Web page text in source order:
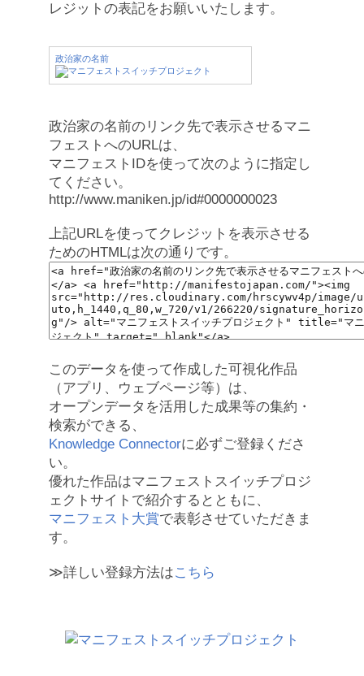
レジットの表記をお願いいたします。
政治家の名前
政治家の名前のリンク先で表示させるマニ
フェストへのURLは、
マニフェストIDを使って次のように指定し
てください。
http://www.maniken.jp/id#0000000023
上記URLを使ってクレジットを表示させる
ためのHTMLは次の通りです。
このデータを使って作成した可視化作品
（アプリ、ウェブページ等）は、
オープンデータを活用した成果等の集約・
検索ができる、
Knowledge Connectorに必ずご登録くださ
い。
優れた作品はマニフェストスイッチプロジ
ェクトサイトで紹介するとともに、
マニフェスト大賞で表彰させていただきま
す。
≫詳しい登録方法はこちら